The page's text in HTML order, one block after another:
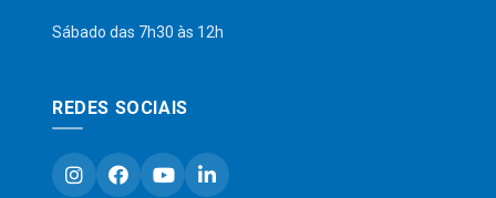
Sábado das 7h30 às 12h
REDES SOCIAIS